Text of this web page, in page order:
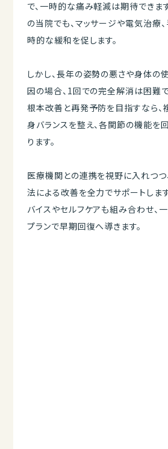
で、一時的な痛み軽減は期待できま
の当院でも、マッサージや電気治療
時的な緩和を促します。
しかし、長年の姿勢の悪さや身体の
因の場合、1回での完全解消は困難
根本改善と再発予防を目指すなら、
身バランスを整え、各関節の機能を
ります。
医療機関との連携を視野に入れつ
法による改善を全力でサポートしま
バイスやセルフケアも組み合わせ、
プランで早期回復へ導きます。